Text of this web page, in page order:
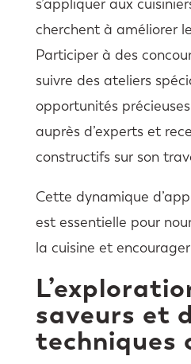
s’appliquer aux
cherchent à améliorer
Participer à des
suivre des ateliers
opportunités
auprès d’experts et
constructifs sur son
Cette dynamique
est essentielle pour
la cuisine et
saveurs et
techniques